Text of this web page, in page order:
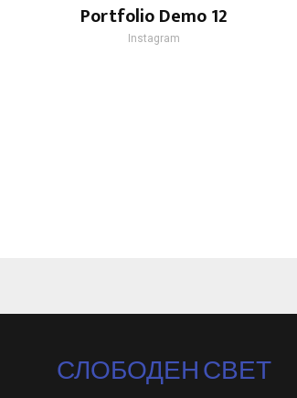
Portfolio Demo 12
Instagram
СЛОБОДЕН СВЕТ